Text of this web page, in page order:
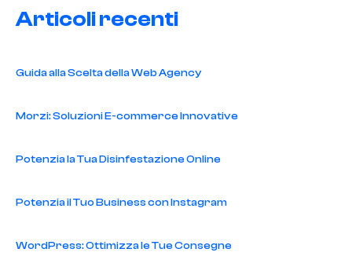
Articoli recenti
Guida alla Scelta della Web Agency
Morzi: Soluzioni E-commerce Innovative
Potenzia la Tua Disinfestazione Online
Potenzia il Tuo Business con Instagram
WordPress: Ottimizza le Tue Consegne